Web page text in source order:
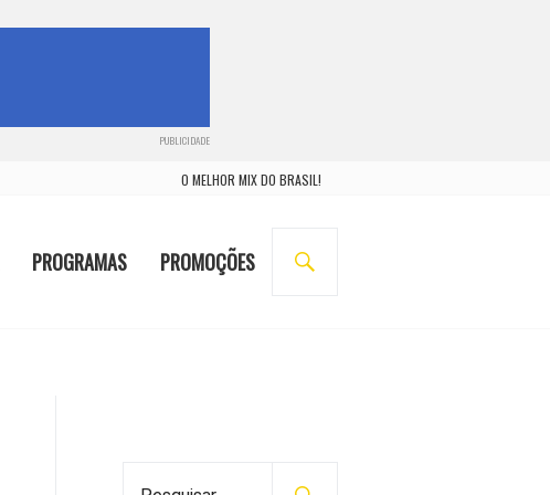
PUBLICIDADE
O MELHOR MIX DO BRASIL!
PROGRAMAS PROMOÇÕES